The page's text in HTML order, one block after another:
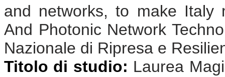
and networks, to make Italy
And Photonic Network
Nazionale di Ripresa e
Titolo di studio: Laurea